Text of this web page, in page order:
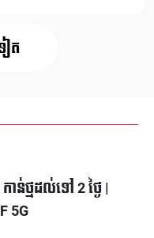
ៀត
ន់ថ្មដល់ទៅ 2 ថ្ងៃ |
5G